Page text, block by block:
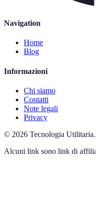
Navigation
Home
Blog
Informazioni
Chi siamo
Contatti
Note legali
Privacy
© 2026 Tecnologia Utilitaria.
Alcuni link sono link di